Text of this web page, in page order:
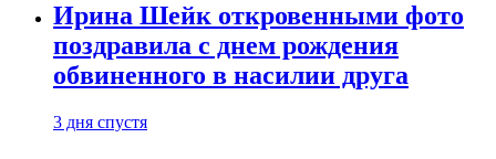
Ирина Шейк откровенными фото
поздравила с днем рождения
обвиненного в насилии друга
3 дня спустя